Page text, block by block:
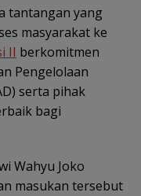
tantangan yang
masyarakat ke
II berkomitmen
Pengelolaan
serta pihak
bagi
Wahyu Joko
masukan tersebut